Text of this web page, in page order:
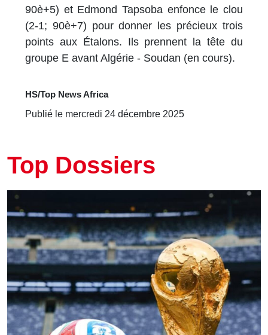
90è+5) et Edmond Tapsoba enfonce le clou
(2-1; 90è+7) pour donner les précieux trois
points aux Étalons. Ils prennent la tête du
groupe E avant Algérie - Soudan (en cours).
HS/Top News Africa
Publié le mercredi 24 décembre 2025
Top Dossiers